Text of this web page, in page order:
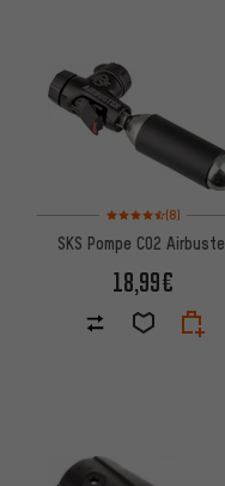
Note moyenne : 4,5
(8)
SKS Pompe CO2
18,99€